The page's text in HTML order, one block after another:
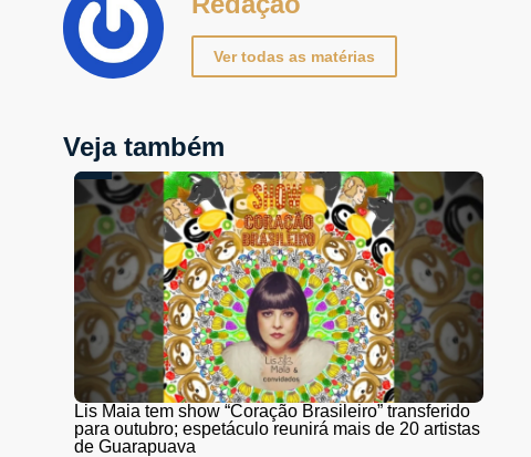
Ver todas as matérias
Veja também
Lis Maia tem show “Coração Brasileiro” transferido
para outubro; espetáculo reunirá mais de 20 artistas
de Guarapuava